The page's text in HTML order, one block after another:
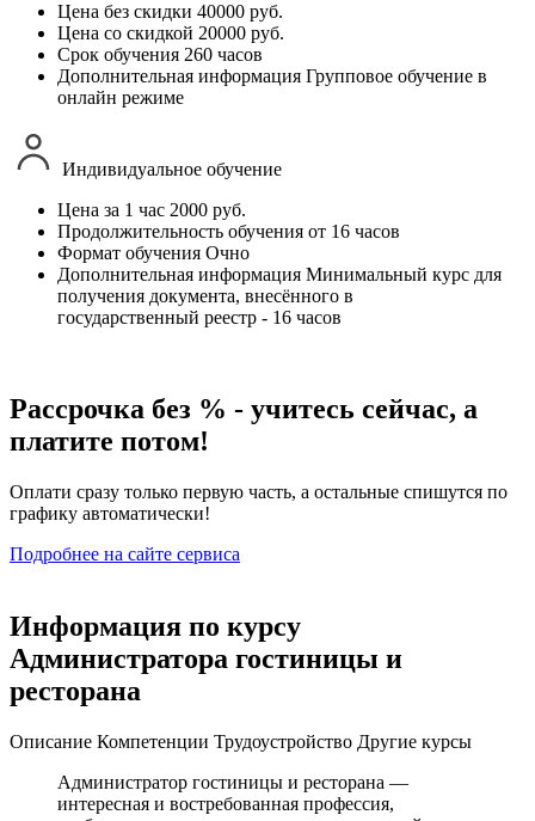
Цена без скидки 40000 руб.
Цена со скидкой 20000 руб.
Срок обучения 260 часов
Дополнительная информация Групповое обучение в
онлайн режиме
Индивидуальное обучение
Цена за 1 час 2000 руб.
Продолжительность обучения от 16 часов
Формат обучения Очно
Дополнительная информация Минимальный курс для
получения документа, внесённого в
государственный реестр - 16 часов
Рассрочка без % - учитесь сейчас, а
платите потом!
Оплати сразу только первую часть, а остальные спишутся по
графику автоматически!
Подробнее на сайте сервиса
Информация по курсу
Администратора гостиницы и
ресторана
Описание Компетенции Трудоустройство Другие курсы
Администратор гостиницы и ресторана —
интересная и востребованная профессия,